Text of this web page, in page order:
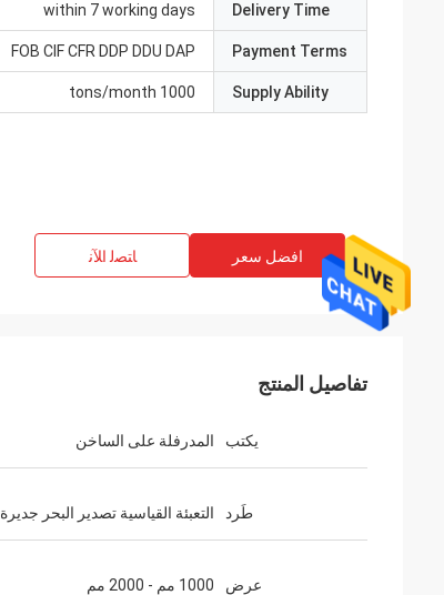
Delivery Time
within 7 working days
Payment Terms
FOB CIF CFR DDP DDU DAP
Supply Ability
1000 tons/month
افضل سعر ﺎﺘﺼﻟ ﺍﻶﻧ
تفاصيل المنتج
يكتب المدرفلة على الساخن
طَرد التعبئة القياسية تصدير البحر جديرة
عرض 1000 مم - 2000 مم